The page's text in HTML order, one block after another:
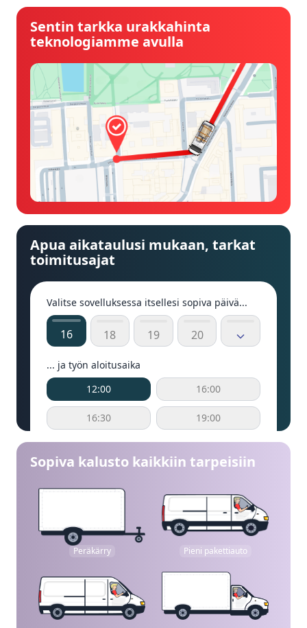
Sentin tarkka urakkahinta
teknologiamme avulla
Apua aikataulusi mukaan, tarkat
toimitusajat
Valitse sovelluksessa itsellesi sopiva päivä...
16 18 19 20
... ja työn aloitusaika
12:00
16:00
16:30 19:00
Sopiva kalusto kaikkiin tarpeisiin
Peräkärry Pieni pakettiauto